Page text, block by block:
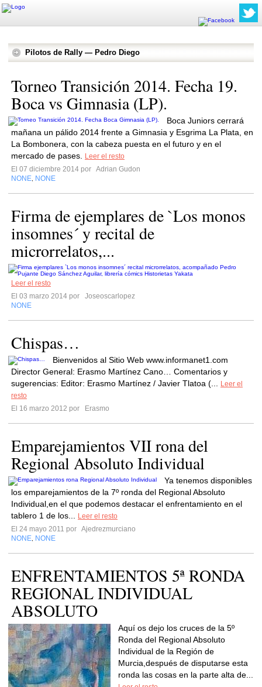
Pilotos de Rally — Pedro Diego
Torneo Transición 2014. Fecha 19.
Boca vs Gimnasia (LP).
Boca Juniors cerrará
mañana un pálido 2014 frente a Gimnasia y Esgrima La Plata, en
La Bombonera, con la cabeza puesta en el futuro y en el
mercado de pases.
Leer el resto
El 07 diciembre 2014 por Adrian Gudon
NONE NONE
Firma de ejemplares de `Los monos
insomnes´ y recital de
microrrelatos,...
Leer el resto
El 03 marzo 2014 por
Joseoscarlopez
NONE
Chispas…
Bienvenidos al Sitio Web www.informanet1.com
Director General: Erasmo Martínez Cano… Comentarios y
sugerencias: Editor: Erasmo Martínez / Javier Tlatoa (...
Leer el
resto
El 16 marzo 2012 por
Erasmo
Emparejamientos VII rona del
Regional Absoluto Individual
Ya tenemos disponibles
los emparejamientos de la 7º ronda del Regional Absoluto
Individual,en el que podemos destacar el enfrentamiento en el
tablero 1 de los...
Leer el resto
El 24 mayo 2011 por Ajedrezmurciano
NONE NONE
ENFRENTAMIENTOS 5ª RONDA
REGIONAL INDIVIDUAL
ABSOLUTO
Aquí os dejo los cruces de la 5º
Ronda del Regional Absoluto
Individual de la Región de
Murcia,después de disputarse esta
ronda las cosas en la parte alta de...